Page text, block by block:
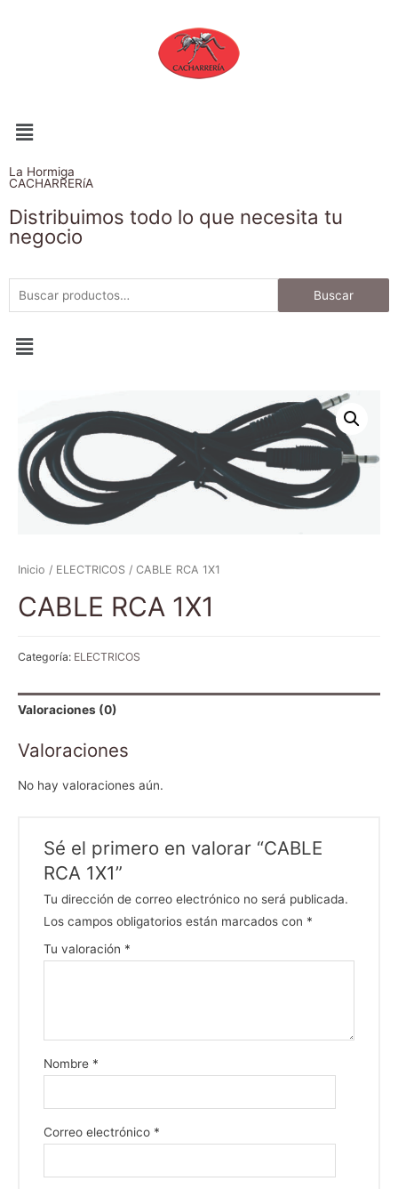
La Hormiga
CACHARRERíA
Distribuimos todo lo que necesita tu
negocio
Buscar
Inicio / ELECTRICOS / CABLE RCA 1X1
CABLE RCA 1X1
Categoría: ELECTRICOS
Valoraciones (0)
Valoraciones
No hay valoraciones aún.
Sé el primero en valorar “CABLE
RCA 1X1”
Tu dirección de correo electrónico no será publicada.
Los campos obligatorios están marcados con *
Tu valoración *
Nombre *
Correo electrónico *